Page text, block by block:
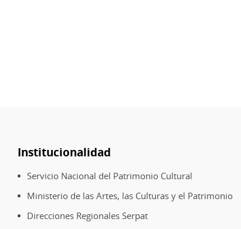
Institucionalidad
Servicio Nacional del Patrimonio Cultural
Ministerio de las Artes, las Culturas y el Patrimonio
Direcciones Regionales Serpat